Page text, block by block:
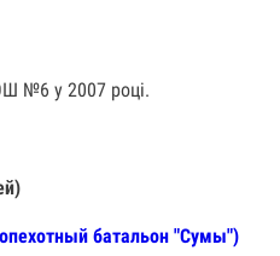
№6 у 2007 році.
батальон "Сумы")